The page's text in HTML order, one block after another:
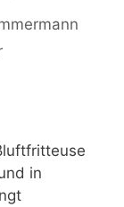
in